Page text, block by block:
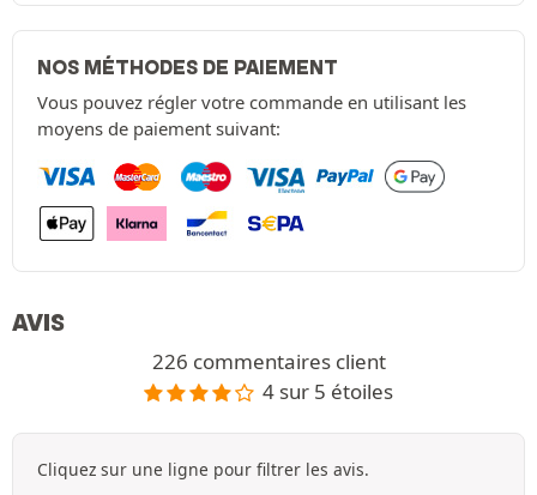
NOS MÉTHODES DE PAIEMENT
Vous pouvez régler votre commande en utilisant les
moyens de paiement suivant:
AVIS
226 commentaires client
4 sur 5 étoiles
Cliquez sur une ligne pour filtrer les avis.